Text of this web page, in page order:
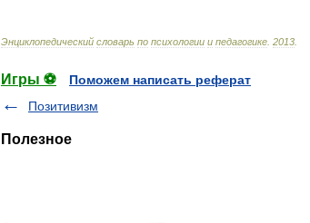
Энциклопедический словарь по психологии и педагогике 2013
Игры ⚽
Поможем написать реферат
Позитивизм
Полезное